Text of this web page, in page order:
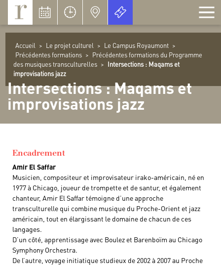
Accueil > Le projet culturel > Le Campus Royaumont >
Précédentes formations > Précédentes formations du Programme
des musiques transculturelles > Intersections : Maqams et
improvisations jazz
Intersections : Maqams et
improvisations jazz
Encadrement
Amir El Saffar
Musicien, compositeur et improvisateur irako-américain, né en
1977 à Chicago, joueur de trompette et de santur, et également
chanteur, Amir El Saffar témoigne d’une approche
transculturelle qui combine musique du Proche-Orient et jazz
américain, tout en élargissant le domaine de chacun de ces
langages.
D’un côté, apprentissage avec Boulez et Barenboïm au Chicago
Symphony Orchestra.
De l’autre, voyage initiatique studieux de 2002 à 2007 au Proche
Panneau de gestion des cookies